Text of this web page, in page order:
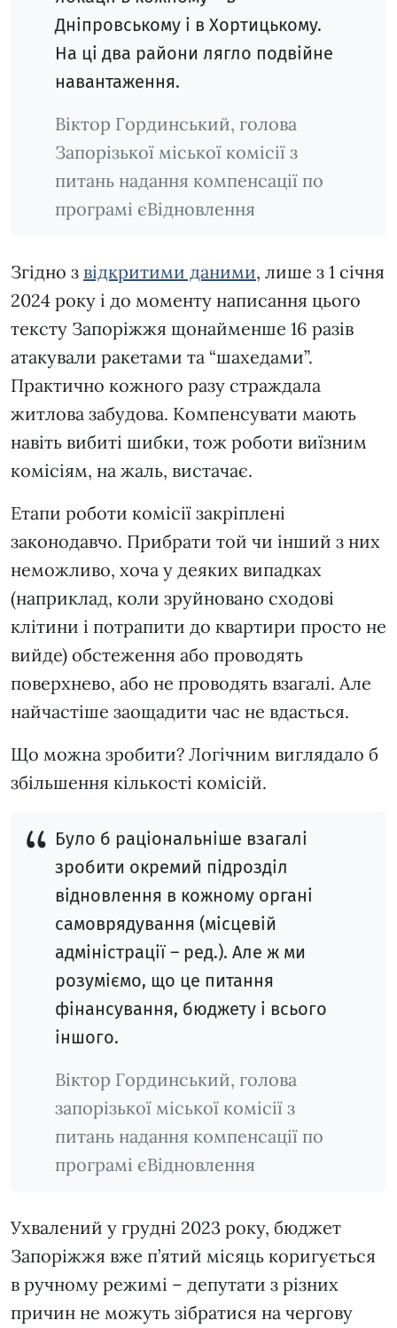
Дніпровському і в Хортицькому.
На ці два райони лягло подвійне
навантаження.
Віктор Гординський, голова
Запорізької міської комісії з
питань надання компенсації по
програмі єВідновлення
Згідно з відкритими даними, лише з 1 січня
2024 року і до моменту написання цього
тексту Запоріжжя щонайменше 16 разів
атакували ракетами та “шахедами”.
Практично кожного разу страждала
житлова забудова. Компенсувати мають
навіть вибиті шибки, тож роботи виїзним
комісіям, на жаль, вистачає.
Етапи роботи комісії закріплені
законодавчо. Прибрати той чи інший з них
неможливо, хоча у деяких випадках
(наприклад, коли зруйновано сходові
клітини і потрапити до квартири просто не
вийде) обстеження або проводять
поверхнево, або не проводять взагалі. Але
найчастіше заощадити час не вдасться.
Що можна зробити? Логічним виглядало б
збільшення кількості комісій.
Було б раціональніше взагалі
зробити окремий підрозділ
відновлення в кожному органі
самоврядування (місцевій
адміністрації – ред.). Але ж ми
розуміємо, що це питання
фінансування, бюджету і всього
іншого.
Віктор Гординський, голова
запорізької міської комісії з
питань надання компенсації по
програмі єВідновлення
Ухвалений у грудні 2023 року, бюджет
Запоріжжя вже п’ятий місяць коригується
в ручному режимі – депутати з різних
причин не можуть зібратися на чергову